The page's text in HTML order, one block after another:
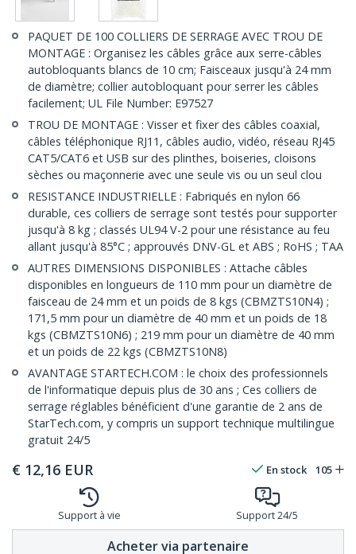
PAQUET DE 100 COLLIERS DE SERRAGE AVEC TROU DE
MONTAGE : Organisez les câbles grâce aux serre-câbles
autobloquants blancs de 10 cm; Faisceaux jusqu'à 24 mm
de diamètre; collier autobloquant pour serrer les câbles
facilement; UL File Number: E97527
TROU DE MONTAGE : Visser et fixer des câbles coaxial,
câbles téléphonique RJ11, câbles audio, vidéo, réseau RJ45
CAT5/CAT6 et USB sur des plinthes, boiseries, cloisons
sèches ou maçonnerie avec une seule vis ou un seul clou
RESISTANCE INDUSTRIELLE : Fabriqués en nylon 66
durable, ces colliers de serrage sont testés pour supporter
jusqu'à 8 kg ; classés UL94 V-2 pour une résistance au feu
allant jusqu'à 85°C ; approuvés DNV-GL et ABS ; RoHS ; TAA
AUTRES DIMENSIONS DISPONIBLES : Attache câbles
disponibles en longueurs de 110 mm pour un diamètre de
faisceau de 24 mm et un poids de 8 kgs (CBMZTS10N4) ;
171,5 mm pour un diamètre de 40 mm et un poids de 18
kgs (CBMZTS10N6) ; 219 mm pour un diamètre de 40 mm
et un poids de 22 kgs (CBMZTS10N8)
AVANTAGE STARTECH.COM : le choix des professionnels
de l'informatique depuis plus de 30 ans ; Ces colliers de
serrage réglables bénéficient d'une garantie de 2 ans de
StarTech.com, y compris un support technique multilingue
gratuit 24/5
€ 12,16 EUR En stock 105
Support à vie Support 24/5
Acheter via partenaire